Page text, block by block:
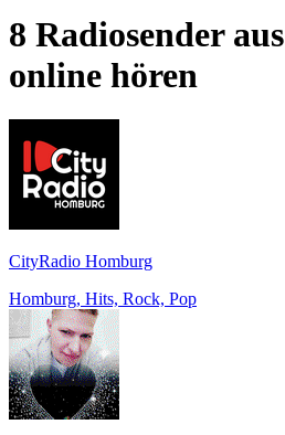
8 Radiosender aus
online hören
CityRadio Homburg
Homburg, Hits, Rock, Pop